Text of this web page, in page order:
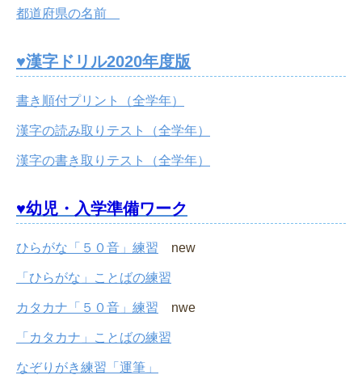
都道府県の名前
♥漢字ドリル2020年度版
書き順付プリント（全学年）
漢字の読み取りテスト（全学年）
漢字の書き取りテスト（全学年）
♥幼児・入学準備ワーク
ひらがな「５０音」練習 new
「ひらがな」ことばの練習
カタカナ「５０音」練習 nwe
「カタカナ」ことばの練習
なぞりがき練習「運筆」